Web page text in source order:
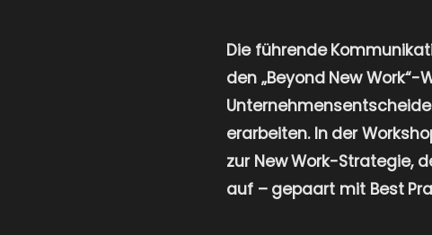
Die führende
den „Beyond New
erarbeiten. In der
zur New Work-Strategie,
auf – gepaart mit Best